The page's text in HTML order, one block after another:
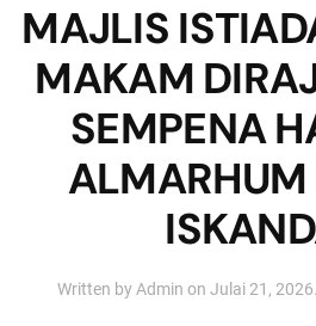
MAJLIS
MAKAM
SEMPENA
ALMARHUM
Written byAdmin on Julai 21, 2026